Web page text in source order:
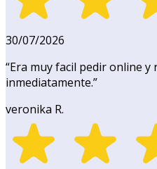
30/07/2026
“Era muy facil pedir online y
inmediatamente.”
veronika R.